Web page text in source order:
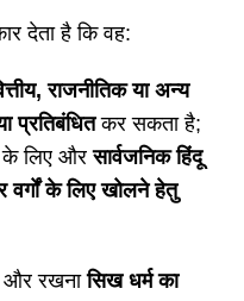
देता है कि वह:
राजनीतिक या अन्य
प्रतिबंधितकर सकता है;
लिए औरसार्वजनिक हिंदू
वर्गों के लिए खोलने हेतु
और रखनासिख धर्म का